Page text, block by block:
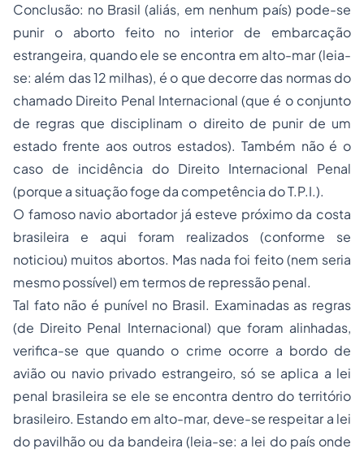
Conclusão: no Brasil (aliás, em nenhum país) pode-se
punir o aborto feito no interior de embarcação
estrangeira, quando ele se encontra em alto-mar (leia-
se: além das 12 milhas), é o que decorre das normas do
chamado Direito Penal Internacional (que é o conjunto
de regras que disciplinam o direito de punir de um
estado frente aos outros estados). Também não é o
caso de incidência do Direito Internacional Penal
(porque a situação foge da competência do T.P.I.).
O famoso navio abortador já esteve próximo da costa
brasileira e aqui foram realizados (conforme se
noticiou) muitos abortos. Mas nada foi feito (nem seria
mesmo possível) em termos de repressão penal.
Tal fato não é punível no Brasil. Examinadas as regras
(de Direito Penal Internacional) que foram alinhadas,
verifica-se que quando o crime ocorre a bordo de
avião ou navio privado estrangeiro, só se aplica a lei
penal brasileira se ele se encontra dentro do território
brasileiro. Estando em alto-mar, deve-se respeitar a lei
do pavilhão ou da bandeira (leia-se: a lei do país onde